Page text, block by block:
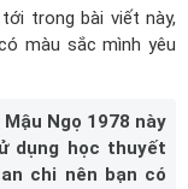
trong bài viết này,
màu sắc mình yêu
Ngọ 1978 này
dụng học thuyết
chi nên bạn có